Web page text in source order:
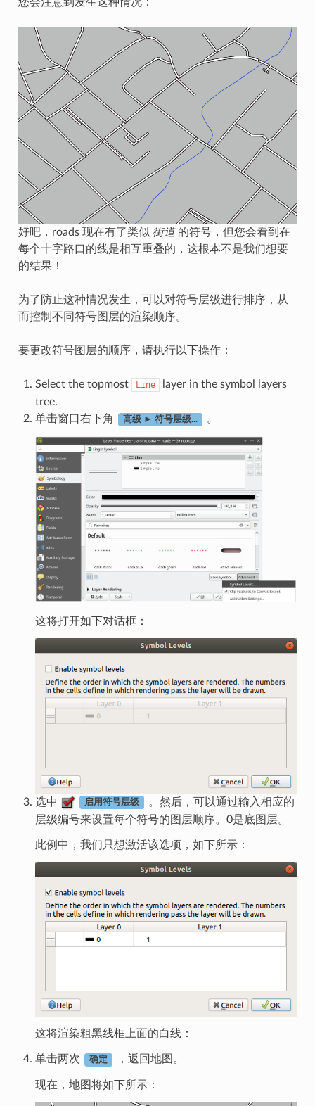
您会注意到发生这种情况：
好吧，roads 现在有了类似 街道的符号，但您会看到在
每个十字路口的线是相互重叠的，这根本不是我们想要
的结果！
为了防止这种情况发生，可以对符号层级进行排序，从
而控制不同符号图层的渲染顺序。
要更改符号图层的顺序，请执行以下操作：
Select the topmost Line
layer in the symbol layers
tree.
单击窗口右下角
高级 ► 符号层级... 。
这将打开如下对话框：
选中 启用符号层级
。然后，可以通过输入相应的
层级编号来设置每个符号的图层顺序。0是底图层。
此例中，我们只想激活该选项，如下所示：
这将渲染粗黑线框上面的白线：
单击两次 确定 ，返回地图。
现在，地图将如下所示：